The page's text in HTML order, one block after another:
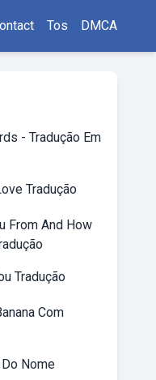
Tos DMCA
- Tradução Em
Tradução
From And How
Tradução
Com
Nome